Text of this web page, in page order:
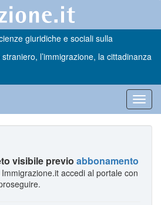
giuridiche e sociali sulla
l’immigrazione, la cittadinanza
visibile previo abbonamento
accedi al portale con